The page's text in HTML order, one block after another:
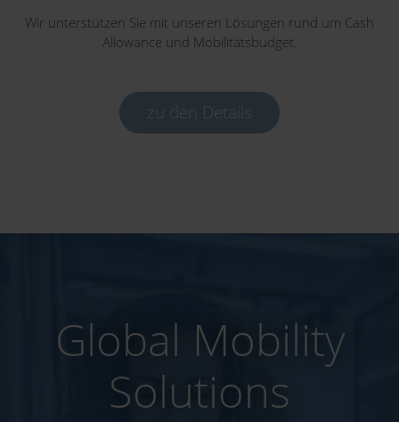
Wir unterstützen Sie mit unseren Lösungen rund um Cash
Allowance und Mobilitätsbudget.
zu den Details
Global Mobility
Solutions